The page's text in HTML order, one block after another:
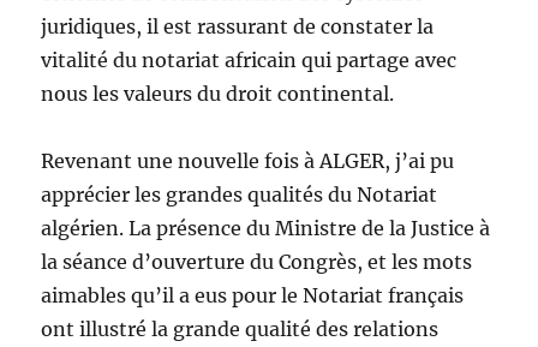
juridiques, il est rassurant de constater la
vitalité du notariat africain qui partage avec
nous les valeurs du droit continental.
Revenant une nouvelle fois à ALGER, j’ai pu
apprécier les grandes qualités du Notariat
algérien. La présence du Ministre de la Justice à
la séance d’ouverture du Congrès, et les mots
aimables qu’il a eus pour le Notariat français
ont illustré la grande qualité des relations